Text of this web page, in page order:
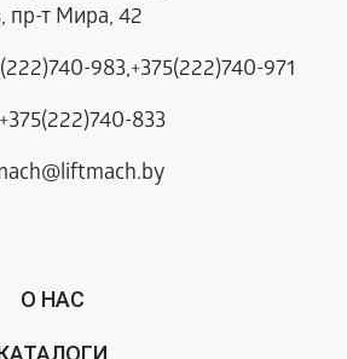
пр-т Мира, 42
983,+375(222)740-971
+375(222)740-833
О НАС